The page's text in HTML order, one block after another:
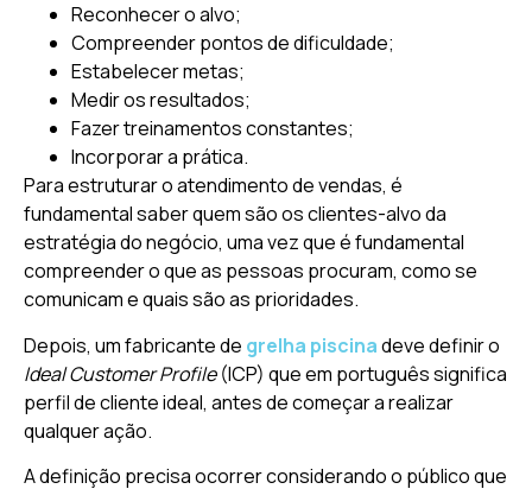
Reconhecer o alvo;
Compreender pontos de dificuldade;
Estabelecer metas;
Medir os resultados;
Fazer treinamentos constantes;
Incorporar a prática.
Para estruturar o atendimento de vendas, é
fundamental saber quem são os clientes-alvo da
estratégia do negócio, uma vez que é fundamental
compreender o que as pessoas procuram, como se
comunicam e quais são as prioridades.
Depois, um fabricante de grelha piscinadeve definir o
Ideal Customer Profile(ICP) que em português significa
perfil de cliente ideal, antes de começar a realizar
qualquer ação.
A definição precisa ocorrer considerando o público que